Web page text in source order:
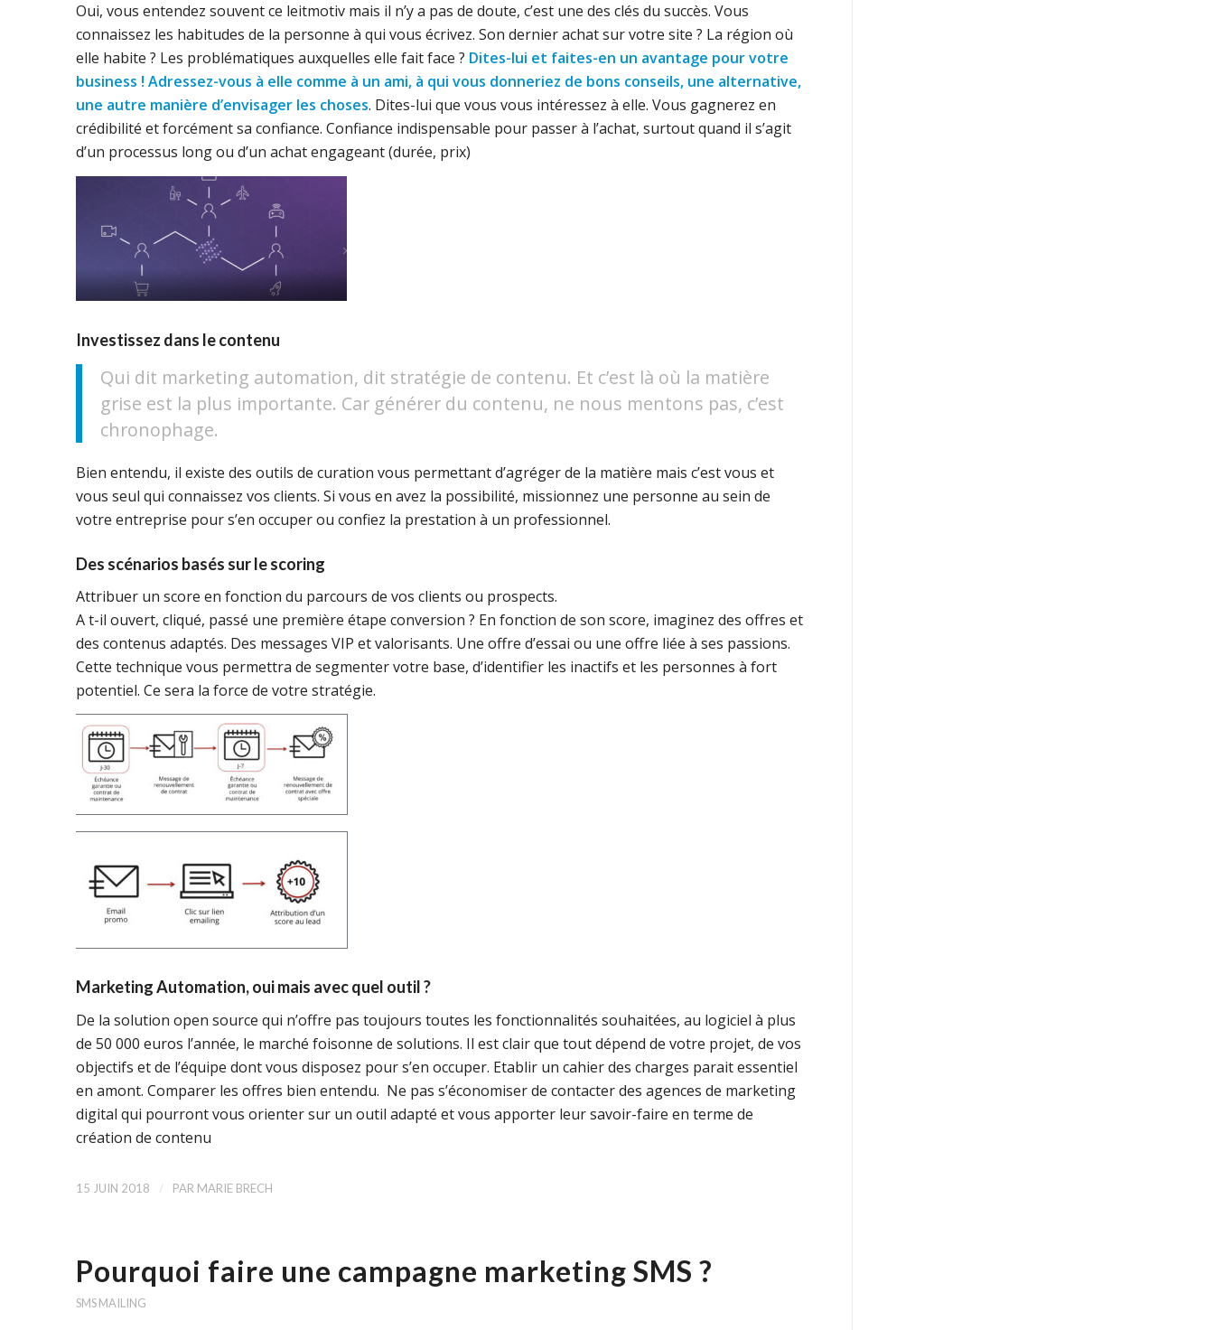
Oui, vous entendez souvent ce leitmotiv mais il n’y a pas de doute, c’est une des clés du succès. Vous
connaissez les habitudes de la personne à qui vous écrivez. Son dernier achat sur votre site ? La région où
elle habite ? Les problématiques auxquelles elle fait face ? Dites-lui et faites-en un avantage pour votre
business ! Adressez-vous à elle comme à un ami, à qui vous donneriez de bons conseils, une alternative,
une autre manière d’envisager les choses. Dites-lui que vous vous intéressez à elle. Vous gagnerez en
crédibilité et forcément sa confiance. Confiance indispensable pour passer à l’achat, surtout quand il s’agit
d’un processus long ou d’un achat engageant (durée, prix)
Investissez dans le contenu
Qui dit marketing automation, dit stratégie de contenu. Et c’est là où la matière
grise est la plus importante. Car générer du contenu, ne nous mentons pas, c’est
chronophage.
Bien entendu, il existe des outils de curation vous permettant d’agréger de la matière mais c’est vous et
vous seul qui connaissez vos clients. Si vous en avez la possibilité, missionnez une personne au sein de
votre entreprise pour s’en occuper ou confiez la prestation à un professionnel.
Des scénarios basés sur le scoring
Attribuer un score en fonction du parcours de vos clients ou prospects.
A t-il ouvert, cliqué, passé une première étape conversion ? En fonction de son score, imaginez des offres et
des contenus adaptés. Des messages VIP et valorisants. Une offre d’essai ou une offre liée à ses passions.
Cette technique vous permettra de segmenter votre base, d’identifier les inactifs et les personnes à fort
potentiel. Ce sera la force de votre stratégie.
Marketing Automation, oui mais avec quel outil ?
De la solution open source qui n’offre pas toujours toutes les fonctionnalités souhaitées, au logiciel à plus
de 50 000 euros l’année, le marché foisonne de solutions. Il est clair que tout dépend de votre projet, de vos
objectifs et de l’équipe dont vous disposez pour s’en occuper. Etablir un cahier des charges parait essentiel
en amont. Comparer les offres bien entendu. Ne pas s’économiser de contacter des agences de marketing
digital qui pourront vous orienter sur un outil adapté et vous apporter leur savoir-faire en terme de
création de contenu
15 JUIN 2018 PAR MARIE BRECH
Pourquoi faire une campagne marketing SMS ?
SMS MAILING